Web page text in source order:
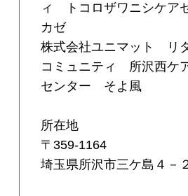
ィ トコロザワニシケア
カゼ
株式会社ユニマット リ
コミュニティ 所沢西ケ
センター そよ風
所在地
〒359-1164
埼玉県所沢市三ケ島４－